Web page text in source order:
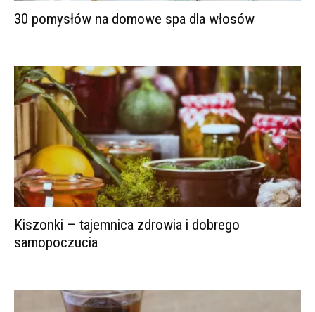
30 pomysłów na domowe spa dla włosów
Kiszonki – tajemnica zdrowia i dobrego
samopoczucia